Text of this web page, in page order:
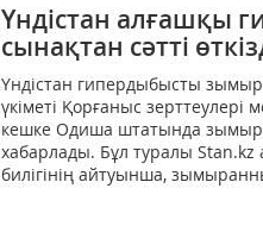
Үндістан алғашқы
сынақтан сәтті
Үндістан гипердыбысты
үкіметі Қорғаныс
кешке Одиша штатында
хабарлады. Бұл туралы Stan.kz
билігінің айтуынша,